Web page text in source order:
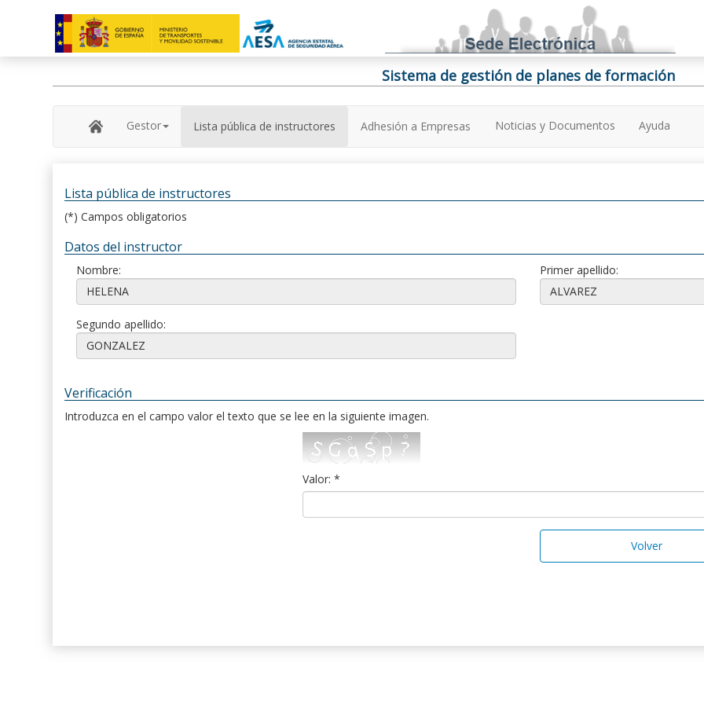
Sistema de gestión de planes de formación
Gestor Lista pública de instructores Adhesión a Empresas Noticias y Documentos Ayuda
Lista pública de instructores
(*) Campos obligatorios
Datos del instructor
Nombre: Primer apellido:
Segundo apellido:
Verificación
Introduzca en el campo valor el texto que se lee en la siguiente imagen.
Valor: *
Volver